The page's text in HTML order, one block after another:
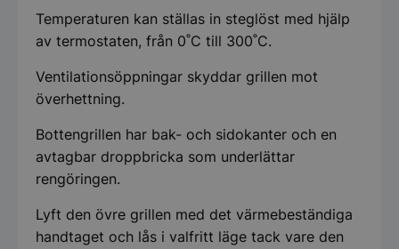
Temperaturen kan ställas in steglöst med hjälp
av termostaten, från 0˚C till 300˚C.
Ventilationsöppningar skyddar grillen mot
överhettning.
Bottengrillen har bak- och sidokanter och en
avtagbar droppbricka som underlättar
rengöringen.
Lyft den övre grillen med det värmebeständiga
handtaget och lås i valfritt läge tack vare den